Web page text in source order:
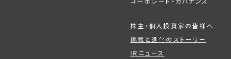
株主・個人投資家の皆様へ
挑戦と進化のストーリー
IRニュース